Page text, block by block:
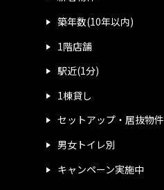
築年数(10年以内)
1階店舗
駅近(1分)
1棟貸し
セットアップ・居抜物件
男女トイレ別
キャンペーン実施中